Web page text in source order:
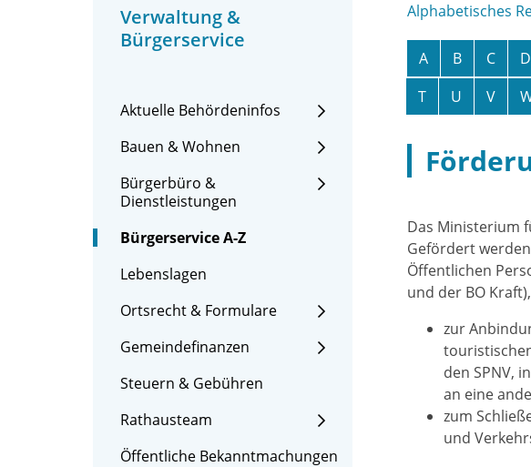
Verwaltung &
Bürgerservice
Aktuelle Behördeninfos
Bauen & Wohnen
Bürgerbüro &
Dienstleistungen
Bürgerservice A-Z
Lebenslagen
Ortsrecht & Formulare
Gemeindefinanzen
Steuern & Gebühren
Rathausteam
Öffentliche Bekanntmachungen
Alphabetisches
A B C D
T
U V
Das Ministerium
Gefördert
Öffentlichen
und der BO Kraft)
zur
den SPNV,
an eine
zum
und